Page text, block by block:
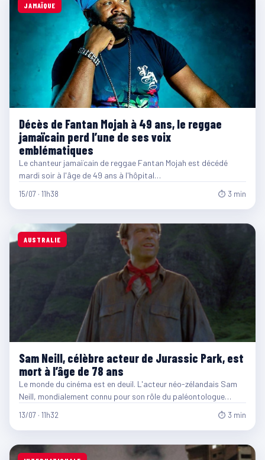
JAMAÏQUE
Décès de Fantan Mojah à 49 ans, le reggae
jamaïcain perd l’une de ses voix
emblématiques
Le chanteur jamaïcain de reggae Fantan Mojah est décédé
mardi soir à l'âge de 49 ans à l'hôpital…
15/07 · 11h38 ⏱ 3 min
AUSTRALIE
Sam Neill, célèbre acteur de Jurassic Park, est
mort à l’âge de 78 ans
Le monde du cinéma est en deuil. L'acteur néo-zélandais Sam
Neill, mondialement connu pour son rôle du paléontologue…
13/07 · 11h32 ⏱ 3 min